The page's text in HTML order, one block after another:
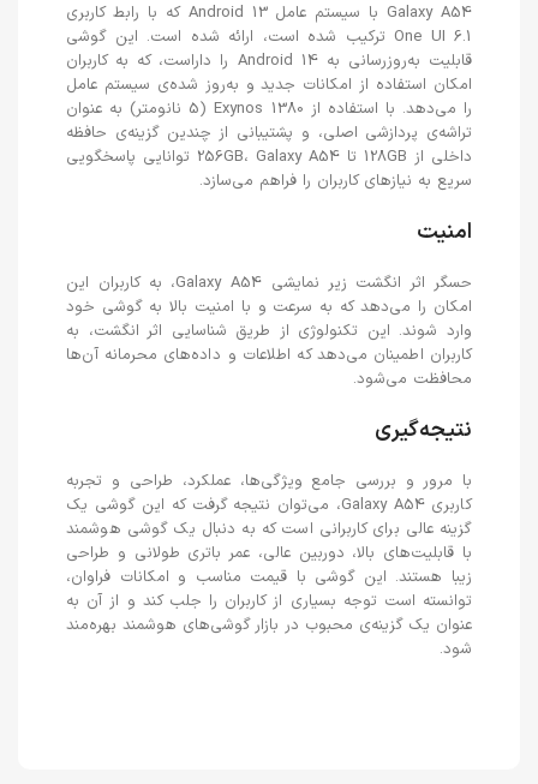
Galaxy A54 با سیستم عامل Android 13 که با رابط کاربری
One UI 6.1 ترکیب شده است، ارائه شده است. این گوشی
قابلیت به‌روزرسانی به Android 14 را داراست، که به کاربران
امکان استفاده از امکانات جدید و به‌روز شده‌ی سیستم عامل
را می‌دهد. با استفاده از Exynos 1380 (5 نانومتر) به عنوان
تراشه‌ی پردازشی اصلی، و پشتیبانی از چندین گزینه‌ی حافظه
داخلی از 128GB تا 256GB، Galaxy A54 توانایی پاسخگویی
سریع به نیازهای کاربران را فراهم می‌سازد.
امنیت
حسگر اثر انگشت زیر نمایشی Galaxy A54، به کاربران این
امکان را می‌دهد که به سرعت و با امنیت بالا به گوشی خود
وارد شوند. این تکنولوژی از طریق شناسایی اثر انگشت، به
کاربران اطمینان می‌دهد که اطلاعات و داده‌های محرمانه آن‌ها
محافظت می‌شود.
نتیجه‌گیری
با مرور و بررسی جامع ویژگی‌ها، عملکرد، طراحی و تجربه
کاربری Galaxy A54، می‌توان نتیجه گرفت که این گوشی یک
گزینه عالی برای کاربرانی است که به دنبال یک گوشی هوشمند
با قابلیت‌های بالا، دوربین عالی، عمر باتری طولانی و طراحی
زیبا هستند. این گوشی با قیمت مناسب و امکانات فراوان،
توانسته است توجه بسیاری از کاربران را جلب کند و از آن به
عنوان یک گزینه‌ی محبوب در بازار گوشی‌های هوشمند بهره‌مند
شود.